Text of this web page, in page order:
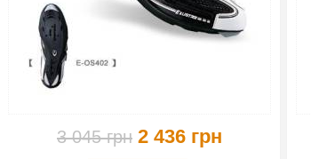
3 045 грн 2 436 грн